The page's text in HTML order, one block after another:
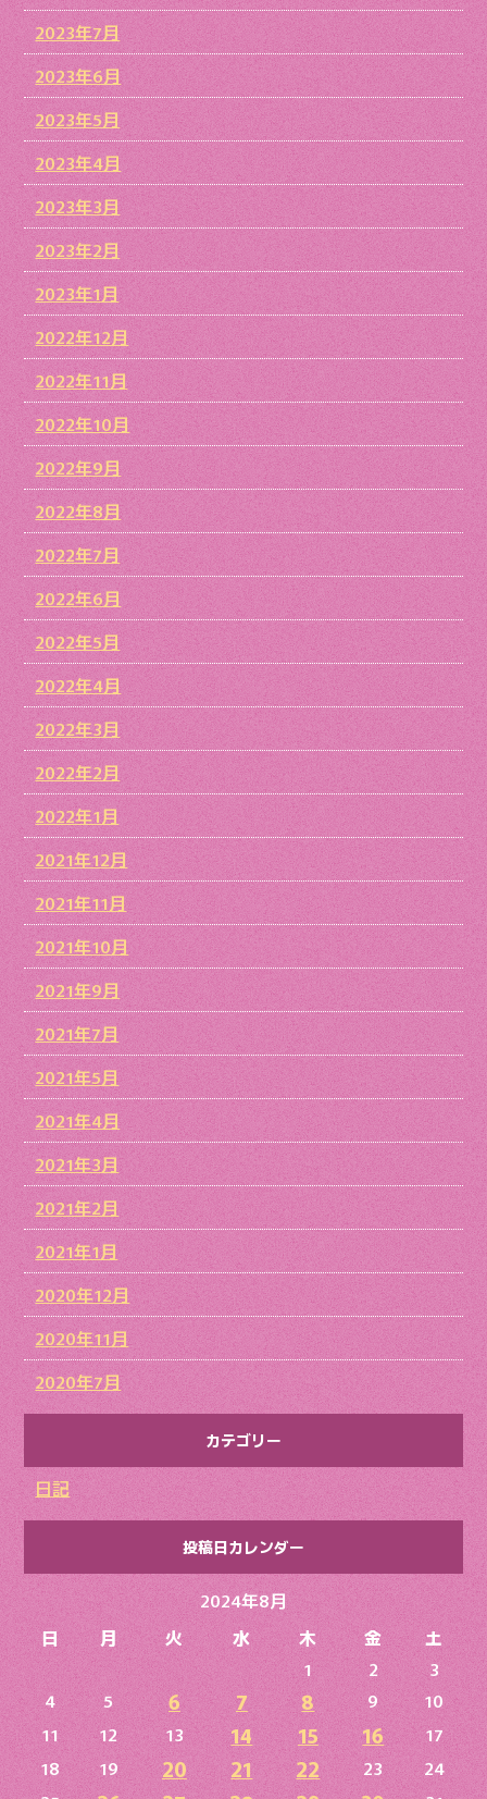
2023年7月
2023年6月
2023年5月
2023年4月
2023年3月
2023年2月
2023年1月
2022年12月
2022年11月
2022年10月
2022年9月
2022年8月
2022年7月
2022年6月
2022年5月
2022年4月
2022年3月
2022年2月
2022年1月
2021年12月
2021年11月
2021年10月
2021年9月
2021年7月
2021年5月
2021年4月
2021年3月
2021年2月
2021年1月
2020年12月
2020年11月
2020年7月
カテゴリー
日記
投稿日カレンダー
2024年8月
日
月 火 水 木 金
土
1
2
3
4
5 6 7 8 9
10
11
12 13 14 15 16
17
18
19 20 21 22 23
24